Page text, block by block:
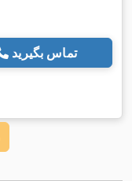
تماس بگیرید